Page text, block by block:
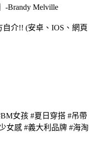
-Brandy Melville
介!! (安卓、IOS、網頁
女孩 #夏日穿搭 #吊帶
女感 #義大利品牌 #海淘